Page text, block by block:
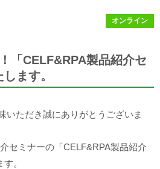
オンライン
「CELF&RPA製品紹介セ
ます。
いただき誠にありがとうございま
セミナーの「CELF&RPA製品紹介
。